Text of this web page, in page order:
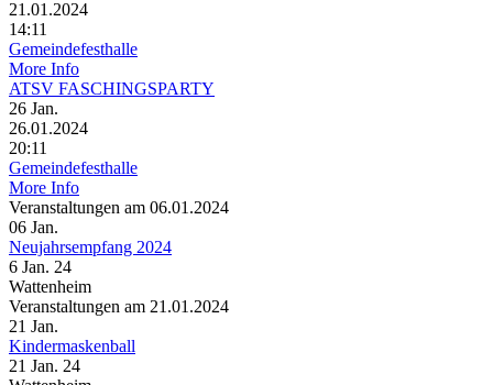
21.01.2024
14:11
Gemeindefesthalle
More Info
ATSV FASCHINGSPARTY
26 Jan.
26.01.2024
20:11
Gemeindefesthalle
More Info
Veranstaltungen am 06.01.2024
06 Jan.
Neujahrsempfang 2024
6 Jan. 24
Wattenheim
Veranstaltungen am 21.01.2024
21 Jan.
Kindermaskenball
21 Jan. 24